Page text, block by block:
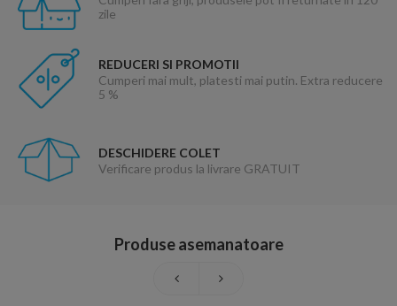
zile
REDUCERI SI PROMOTII
Cumperi mai mult, platesti mai putin. Extra reducere
5 %
DESCHIDERE COLET
Verificare produs la livrare GRATUIT
Produse asemanatoare